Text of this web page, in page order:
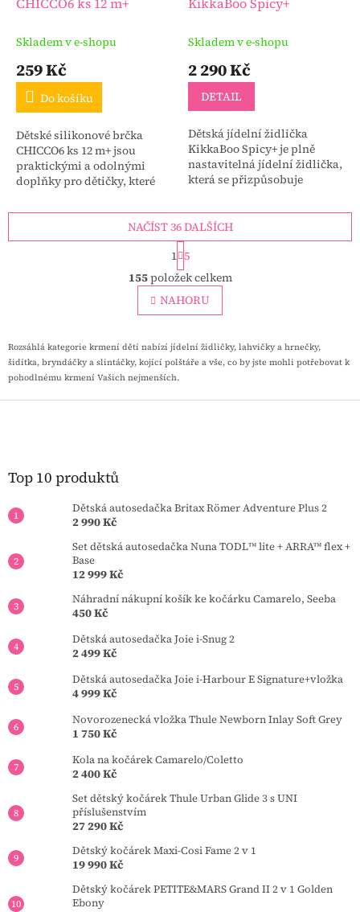
Skladem v e-shopu
259 Kč
Do košíku
Dětské silikonové brčka
CHICCO6 ks 12 m+ jsou
praktickými a odolnými
doplňky pro dětičky, které
sklenice, a to s ohledem na
Skladem v e-shopu
2 290 Kč
DETAIL
Dětská jídelní židlička
KikkaBoo Spicy+ je plně
nastavitelná jídelní židlička,
která se přizpůsobuje
prvních krmení až do 3 let.
O
v
l
á
a
c
í
p
i
u
NAČÍST 36 DALŠÍCH
S
t
r
á
n
k
v
á
n
í
1 5
155položek celkem
NAHORU
Rozsáhlá kategorie krmení dětí nabízí jídelní židličky, lahvičky a hrnečky,
šidítka, bryndáčky a slintáčky, kojící polštáře a vše, co by jste mohli potřebovat k
pohodlnému krmení Vašich nejmenších.
Z
Top 10 produktů
Dětská autosedačka Britax Römer Adventure Plus 2
2 990 Kč
Set dětská autosedačka Nuna TODL™ lite + ARRA™ flex +
Base
12 999 Kč
Náhradní nákupní košík ke kočárku Camarelo, Seeba
450 Kč
Dětská autosedačka Joie i-Snug 2
2 499 Kč
Dětská autosedačka Joie i-Harbour E Signature+vložka
4 999 Kč
Novorozenecká vložka Thule Newborn Inlay Soft Grey
1 750 Kč
Kola na kočárek Camarelo/Coletto
2 400 Kč
Set dětský kočárek Thule Urban Glide 3 s UNI
příslušenstvím
27 290 Kč
Dětský kočárek Maxi-Cosi Fame 2 v 1
19 990 Kč
Dětský kočárek PETITE&MARS Grand II 2 v 1 Golden
Ebony